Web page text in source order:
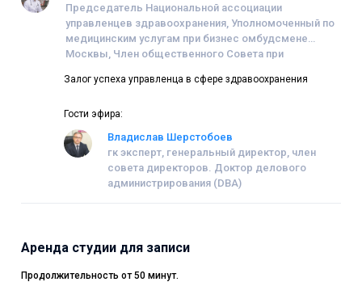
Председатель Национальной ассоциации
управленцев здравоохранения, Уполномоченный по
медицинским услугам при бизнес омбудсмене
Москвы, Член общественного Совета при
«Деловой России», Учредитель сети “Клиника №1”
Залог успеха управленца в сфере здравоохранения
Гости эфира:
Владислав Шерстобоев
гк эксперт, генеральный директор, член
совета директоров. Доктор делового
администрирования (DBA)
Аренда студии для записи
Продолжительность от 50 минут.